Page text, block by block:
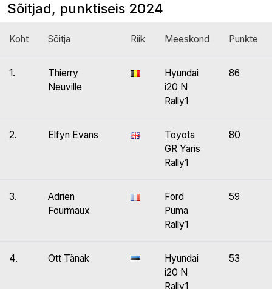
Sõitjad, punktiseis 2024
Koht Sõitja Riik Meeskond Punkte
1.
Thierry
Neuville
Hyundai
i20 N
Rally1
86
2. Elfyn Evans
Toyota
GR Yaris
Rally1
80
3.
Adrien
Fourmaux
Ford
Puma
Rally1
59
4. Ott Tänak
Hyundai
i20 N
Rally1
53